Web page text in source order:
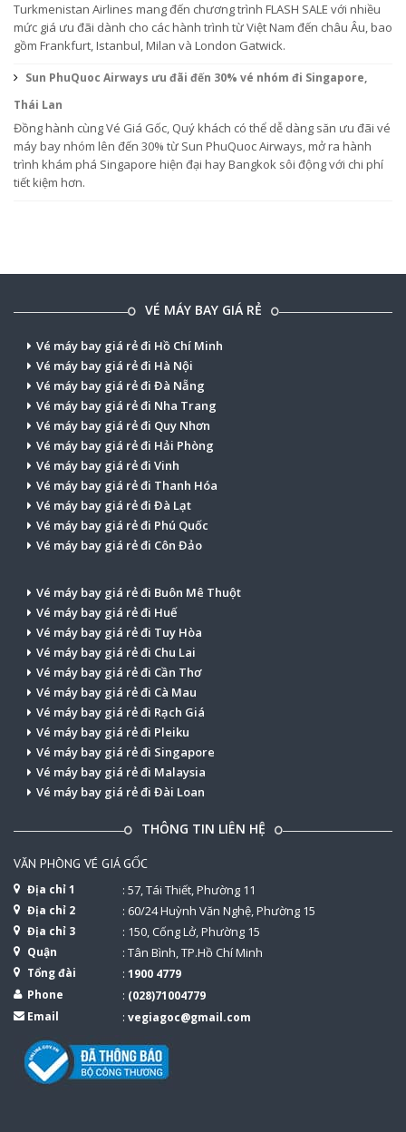
Turkmenistan Airlines mang đến chương trình FLASH SALE với nhiều
mức giá ưu đãi dành cho các hành trình từ Việt Nam đến châu Âu, bao
gồm Frankfurt, Istanbul, Milan và London Gatwick.
Sun PhuQuoc Airways ưu đãi đến 30% vé nhóm đi Singapore,
Thái Lan
Đồng hành cùng Vé Giá Gốc, Quý khách có thể dễ dàng săn ưu đãi vé
máy bay nhóm lên đến 30% từ Sun PhuQuoc Airways, mở ra hành
trình khám phá Singapore hiện đại hay Bangkok sôi động với chi phí
tiết kiệm hơn.
VÉ MÁY BAY GIÁ RẺ
Vé máy bay giá rẻ đi Hồ Chí Minh
Vé máy bay giá rẻ đi Hà Nội
Vé máy bay giá rẻ đi Đà Nẵng
Vé máy bay giá rẻ đi Nha Trang
Vé máy bay giá rẻ đi Quy Nhơn
Vé máy bay giá rẻ đi Hải Phòng
Vé máy bay giá rẻ đi Vinh
Vé máy bay giá rẻ đi Thanh Hóa
Vé máy bay giá rẻ đi Đà Lạt
Vé máy bay giá rẻ đi Phú Quốc
Vé máy bay giá rẻ đi Côn Đảo
Vé máy bay giá rẻ đi Buôn Mê Thuột
Vé máy bay giá rẻ đi Huế
Vé máy bay giá rẻ đi Tuy Hòa
Vé máy bay giá rẻ đi Chu Lai
Vé máy bay giá rẻ đi Cần Thơ
Vé máy bay giá rẻ đi Cà Mau
Vé máy bay giá rẻ đi Rạch Giá
Vé máy bay giá rẻ đi Pleiku
Vé máy bay giá rẻ đi Singapore
Vé máy bay giá rẻ đi Malaysia
Vé máy bay giá rẻ đi Đài Loan
THÔNG TIN LIÊN HỆ
VĂN PHÒNG VÉ GIÁ GỐC
Địa chỉ 1 : 57, Tái Thiết, Phường 11
Địa chỉ 2 : 60/24 Huỳnh Văn Nghệ, Phường 15
Địa chỉ 3 : 150, Cống Lở, Phường 15
Quận : Tân Bình, TP.Hồ Chí Minh
Tổng đài : 1900 4779
Phone
: (028)71004779
Email
: vegiagoc@gmail.com